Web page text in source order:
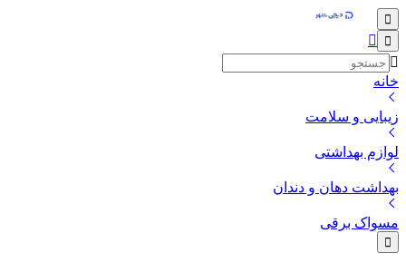
خانه
زیبایی و سلامت
لوازم بهداشتی
بهداشت دهان و دندان
مسواک برقی